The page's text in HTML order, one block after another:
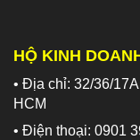
HỘ KINH
• Địa chỉ: 32/36/
HCM
• Điện thoại: 0901